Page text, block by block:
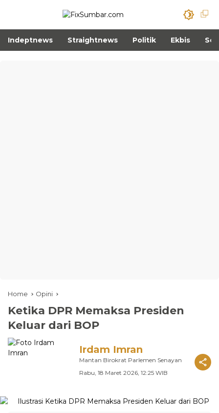
Indeptnews Straightnews Politik Ekbis
Home Opini
Ketika DPR Memaksa Presiden
Keluar dari BOP
Irdam Imran
Mantan Birokrat Parlemen Senayan
Rabu, 18 Maret 2026, 12:25 WIB